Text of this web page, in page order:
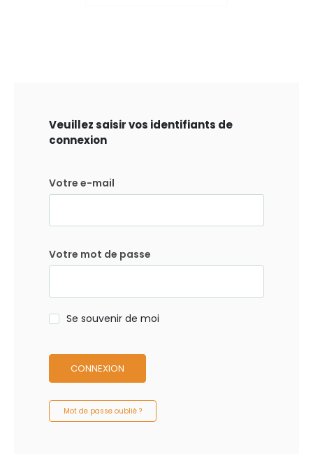
Veuillez saisir vos identifiants de
connexion
Votre e-mail
Votre mot de passe
Se souvenir de moi
CONNEXION
Mot de passe oublié ?